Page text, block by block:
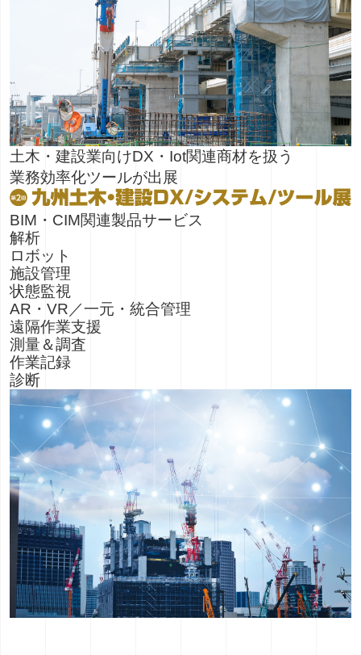
土木・建設業向けDX・Iot関連商材を扱う
業務効率化ツールが出展
BIM・CIM関連製品サービス
解析
ロボット
施設管理
状態監視
AR・VR／一元・統合管理
遠隔作業支援
測量＆調査
作業記録
診断